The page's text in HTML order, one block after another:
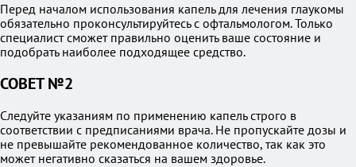
Перед началом использования капель для лечения глаукомы
обязательно проконсультируйтесь с офтальмологом. Только
специалист сможет правильно оценить ваше состояние и
подобрать наиболее подходящее средство.
СОВЕТ №2
Следуйте указаниям по применению капель строго в
соответствии с предписаниями врача. Не пропускайте дозы и
не превышайте рекомендованное количество, так как это
может негативно сказаться на вашем здоровье.